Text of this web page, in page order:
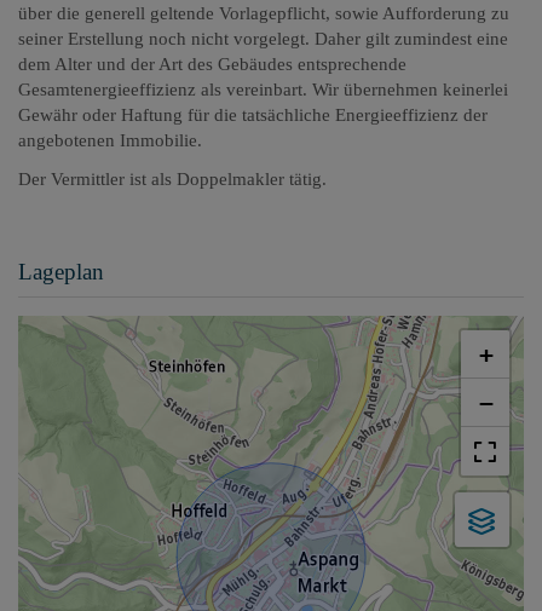
über die generell geltende Vorlagepflicht, sowie Aufforderung zu
seiner Erstellung noch nicht vorgelegt. Daher gilt zumindest eine
dem Alter und der Art des Gebäudes entsprechende
Gesamtenergieeffizienz als vereinbart. Wir übernehmen keinerlei
Gewähr oder Haftung für die tatsächliche Energieeffizienz der
angebotenen Immobilie.
Der Vermittler ist als Doppelmakler tätig.
Lageplan
+
−